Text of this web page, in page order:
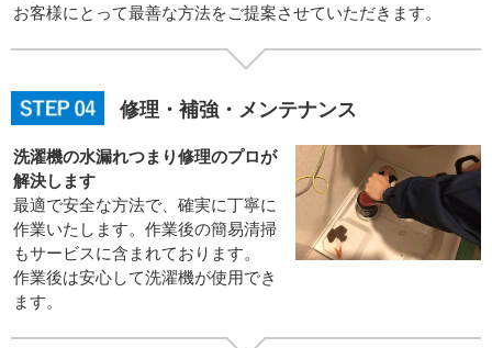
お客様にとって最善な方法をご提案させていただきます。
修理・補強・メンテナンス
洗濯機の水漏れつまり修理のプロが
解決します
最適で安全な方法で、確実に丁寧に
作業いたします。作業後の簡易清掃
もサービスに含まれております。
作業後は安心して洗濯機が使用でき
ます。